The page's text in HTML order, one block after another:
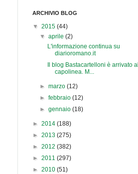
ARCHIVIO BLOG
▼ 2015 (44)
▼aprile(2)
L'informazione continua su
diarioromano.it
Il blog Bastacartelloni è arrivato al
capolinea. M...
►marzo(12)
►febbraio(12)
►gennaio(18)
► 2014 (188)
► 2013 (275)
► 2012 (382)
► 2011 (297)
► 2010 (51)